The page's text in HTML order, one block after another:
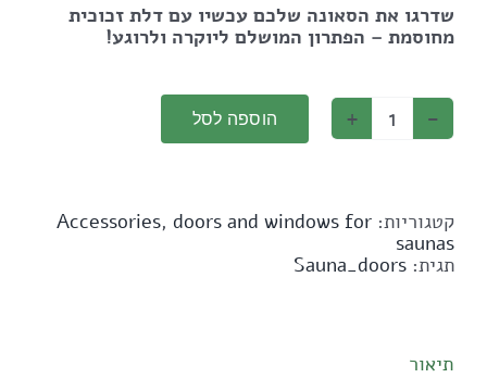
שדרגו את הסאונה שלכם עכשיו עם דלת זכוכית
מחוסמת – הפתרון המושלם ליוקרה ולרוגע!
כמות
לסאונה
-
זכוכית
מחוסמת
הוספה לסל
קטגוריות: Accessories, doors and windows for
saunas
תגית: Sauna_doors
תיאור